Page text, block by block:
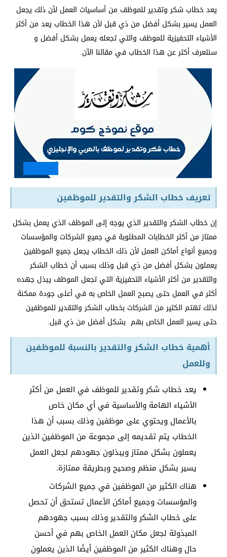
يعد خطاب شكر وتقدير للموظف من أساسيات العمل لأن ذلك يجعل
العمل يسير بشكل أفضل من ذي قبل لأن هذا الخطاب يعد من أكثر
الأشياء التحفيزية للموظف والتي تجعله يعمل بشكل أفضل و
سنتعرف أكثر عن هذا الخطاب في مقالنا الآن.
تعريف خطاب الشكر والتقدير للموظفين
إن خطاب الشكر والتقدير الذي يوجه إلى الموظف الذي يعمل بشكل
ممتاز من أكثر الخطابات المطلوبة في جميع الشركات والمؤسسات
وجميع أنواع أماكن العمل لأن ذلك الخطاب يجعل جميع الموظفين
يعملون بشكل أفضل من ذي قبل وذلك بسبب أن خطاب الشكر
والتقدير من أكثر الأشياء التحفيزية التي تجعل الموظف يبذل جهده
أكثر في العمل حتى يصبح العمل الخاص به في أعلى جودة ممكنة
لذلك تهتم الكثير من الشركات بخطاب الشكر والتقدير للموظفين
حتى يسير العمل الخاص بهم بشكل أفضل من ذي قبل.
أهمية خطاب الشكر والتقدير بالنسبة للموظفين
وللعمل
يعد خطاب شكر وتقدير للموظف في العمل من أكثر
الأشياء الهامة والأساسية في أي مكان خاص
بالأعمال ويحتوي على موظفين وذلك بسبب أن هذا
الخطاب يتم تقديمه إلى مجموعة من الموظفين الذين
يعملون بشكل ممتاز ويبذلون جهودهم لجعل العمل
يسير بشكل منظم وصحيح وبطريقة ممتازة.
هناك الكثير من الموظفين في جميع الشركات
والمؤسسات وجميع أماكن الأعمال تستحق أن تحصل
على خطاب الشكر والتقدير وذلك بسبب جهودهم
المبذولة لجعل مكان العمل الخاص بهم في أحسن
حال وهناك الكثير من الموظفين أيضًا الذين يعملون